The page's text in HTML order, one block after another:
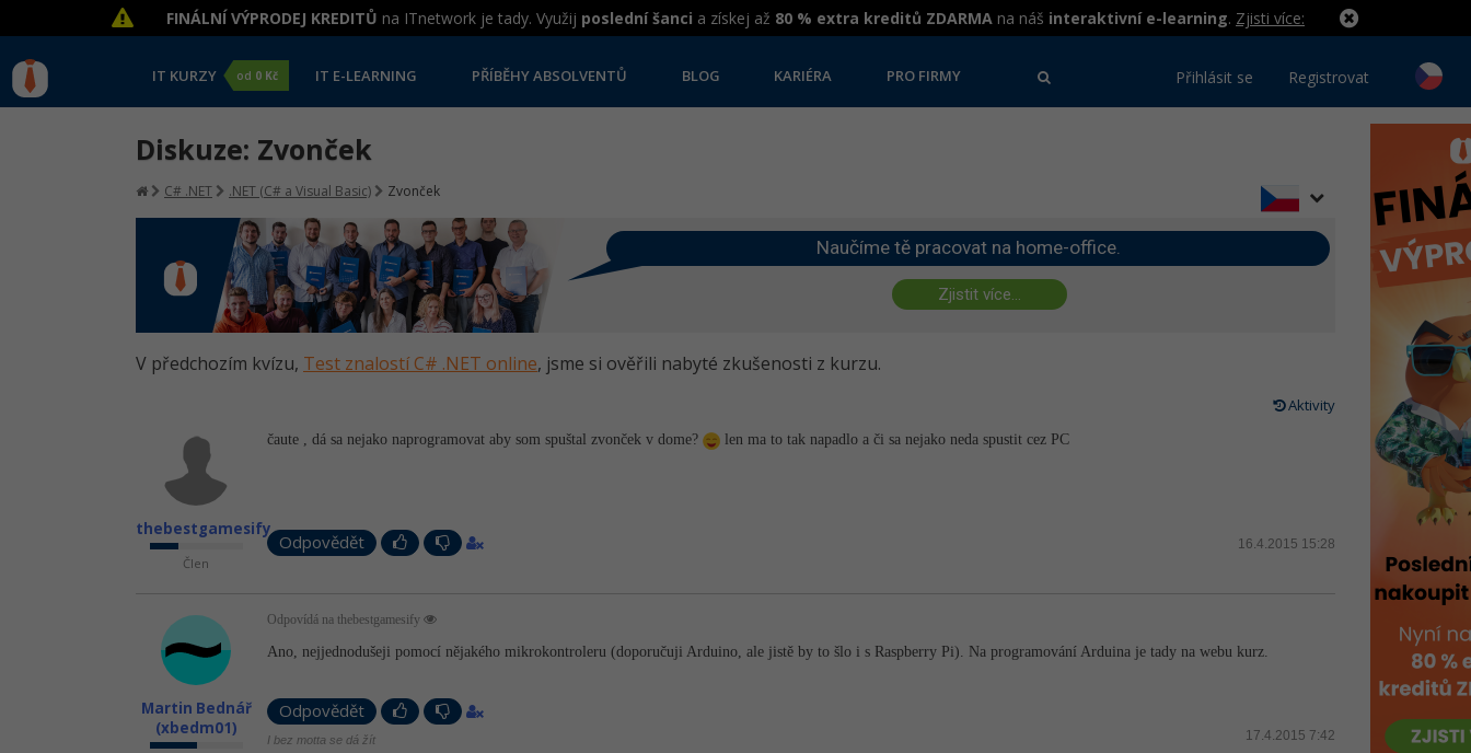
FINÁLNÍ VÝPRODEJ KREDITŮ na ITnetwork je tady. Využij poslední šanci a získej až 80 % extra kreditů ZDARMA na náš interaktivní e-learning. Zjisti více:
IT KURZY od 0 Kč IT E-LEARNING PŘÍBĚHY ABSOLVENTŮ BLOG KARIÉRA PRO FIRMY Přihlásit se Registrovat
Diskuze: Zvonček
C# .NET .NET (C# a Visual Basic) Zvonček
Naučíme tě pracovat na home-office.
Zjistit více...
V předchozím kvízu, Test znalostí C# .NET online, jsme si ověřili nabyté zkušenosti z kurzu.
Aktivity
thebestgamesify
Člen
čaute , dá sa nejako naprogramovat aby som spuštal zvonček v dome? len ma to tak napadlo a či sa nejako neda spustit cez PC
Odpovědět 16.4.2015 15:28
Martin Bednář
(xbedm01)
Odpovídá na thebestgamesify
Ano, nejjednodušeji pomocí nějakého mikrokontroleru (doporučuji Arduino, ale jistě by to šlo i s Raspberry Pi). Na programování Arduina je tady na webu kurz.
Odpovědět
17.4.2015 7:42
I bez motta se dá žít